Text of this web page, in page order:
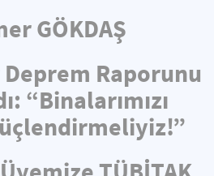
GÖKDAŞ
Raporunu
“Binalarımızı